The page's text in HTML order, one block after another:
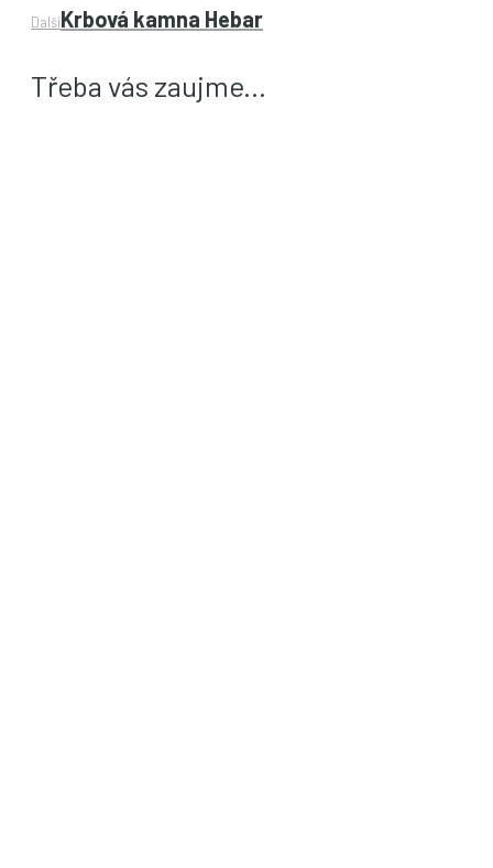
DalšíNext
Krbová kamna Hebar
Třeba vás zaujme...